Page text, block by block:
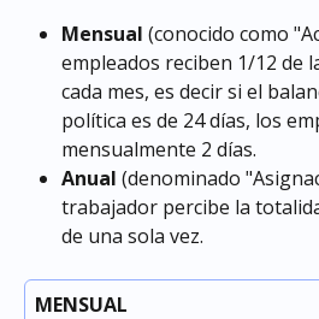
Mensual (conocido como
empleados reciben 1/12 de
cada mes, es decir si el
política es de 24 días, los
mensualmente 2 días.
Anual (denominado
trabajador percibe la
de una sola vez.
MENSUAL